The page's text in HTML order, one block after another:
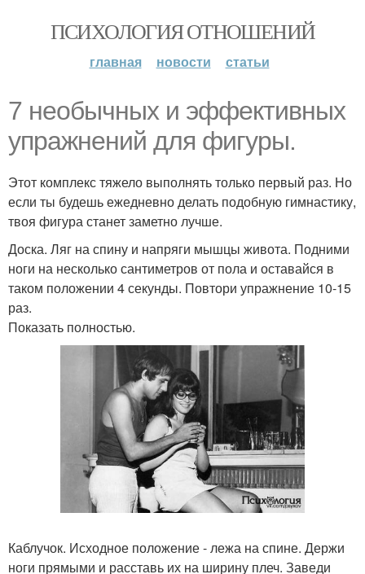
ПСИХОЛОГИЯ ОТНОШЕНИЙ
главная новости статьи
7 необычных и эффективных
упражнений для фигуры.
Этот комплекс тяжело выполнять только первый раз. Но
если ты будешь ежедневно делать подобную гимнастику,
твоя фигура станет заметно лучше.
Доска. Ляг на спину и напряги мышцы живота. Подними
ноги на несколько сантиметров от пола и оставайся в
таком положении 4 секунды. Повтори упражнение 10-15
раз.
Показать полностью.
Каблучок. Исходное положение - лежа на спине. Держи
ноги прямыми и расставь их на ширину плеч. Заведи